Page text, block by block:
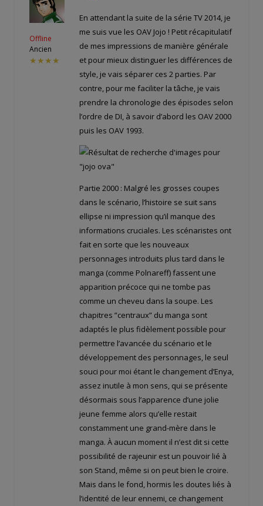
Offline
Ancien
★★★★
En attendant la suite de la série TV 2014, je
me suis vue les OAV Jojo ! Petit récapitulatif
de mes impressions de manière générale
et pour mieux distinguer les différences de
style, je vais séparer ces 2 parties. Par
contre, pour me faciliter la tâche, je vais
prendre la chronologie des épisodes selon
l’ordre de DI, à savoir d’abord les OAV 2000
puis les OAV 1993.
Partie 2000 : Malgré les grosses coupes
dans le scénario, l’histoire se suit sans
ellipse ni impression qu’il manque des
informations cruciales. Les scénaristes ont
fait en sorte que les nouveaux
personnages introduits plus tard dans le
manga (comme Polnareff) fassent une
apparition précoce qui ne tombe pas
comme un cheveu dans la soupe. Les
chapitres ”centraux” du manga sont
adaptés le plus fidèlement possible pour
permettre l’avancée du scénario et le
développement des personnages, le seul
souci pour moi étant le changement d’Enya,
assez inutile à mon sens, qui se présente
désormais sous l’apparence d’une jolie
jeune femme alors qu’elle restait
constamment une grand-mère dans le
manga. À aucun moment il n’est dit si cette
possibilité de rajeunir est un pouvoir lié à
son Stand, même si on peut bien le croire.
Mais dans le fond, hormis les doutes liés à
l’identité de leur ennemi, ce changement